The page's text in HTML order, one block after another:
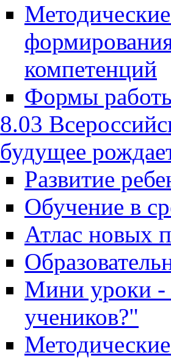
компетенций
Формы
8.03
будущее
Развитие
Обучение в
Атлас новых
Мини уроки -
учеников?"